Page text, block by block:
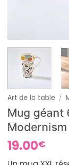
Art de la table /
Mug géant
Modernism
19.00€